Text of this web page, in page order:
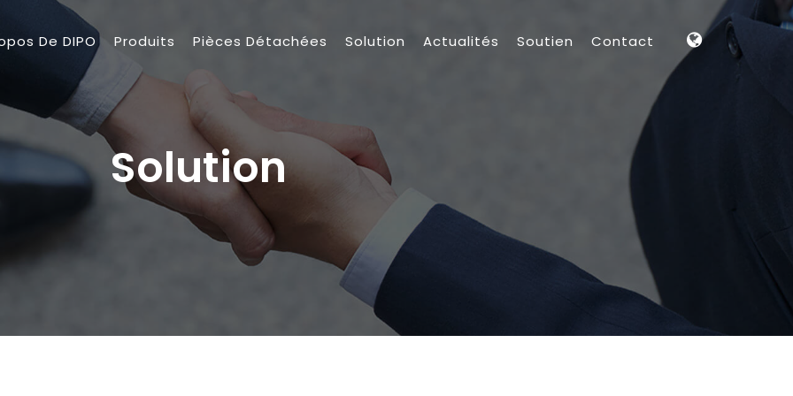
De DIPO Produits Pièces Détachées Solution Actualités Soutien Contact
Solution